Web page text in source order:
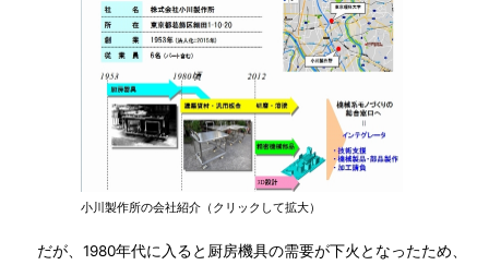
小川製作所の会社紹介（クリックして拡大）
だが、1980年代に入ると厨房機具の需要が下火となったため、